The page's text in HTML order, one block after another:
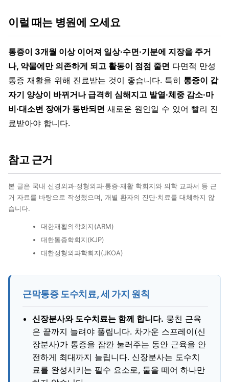
이럴 때는 병원에 오세요
통증이 3개월 이상 이어져 일상·수면·기분에 지장을 주거
나, 약물에만 의존하게 되고 활동이 점점 줄면 다면적 만성
통증 재활을 위해 진료받는 것이 좋습니다. 특히 통증이 갑
자기 양상이 바뀌거나 급격히 심해지고 발열·체중 감소·마
비·대소변 장애가 동반되면 새로운 원인일 수 있어 빨리 진
료받아야 합니다.
참고 근거
본 글은 국내 신경외과·정형외과·통증·재활 학회지와 의학 교과서 등 근
거 자료를 바탕으로 작성했으며, 개별 환자의 진단·치료를 대체하지 않
습니다.
대한재활의학회지(ARM)
대한통증학회지(KJP)
대한정형외과학회지(JKOA)
근막통증 도수치료, 세 가지 원칙
신장분사와 도수치료는 함께 합니다. 뭉친 근육
은 끝까지 늘려야 풀립니다. 차가운 스프레이(신
장분사)가 통증을 잠깐 눌러주는 동안 근육을 안
전하게 최대까지 늘립니다. 신장분사는 도수치
료를 완성시키는 필수 요소로, 둘을 떼어 하나만